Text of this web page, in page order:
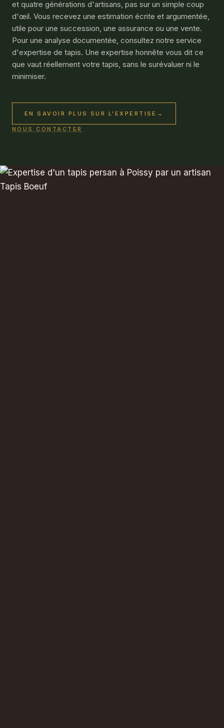
et quatre générations d'artisans, pas sur un simple coup
d'œil. Vous recevez une estimation écrite et argumentée,
utile pour une succession, une assurance ou une vente.
Pour une analyse documentée, consultez notre service
d'expertise de tapis. Une expertise honnête vous dit ce
que vaut réellement votre tapis, sans le surévaluer ni le
minimiser.
EN SAVOIR PLUS SUR L'EXPERTISE →
NOUS CONTACTER